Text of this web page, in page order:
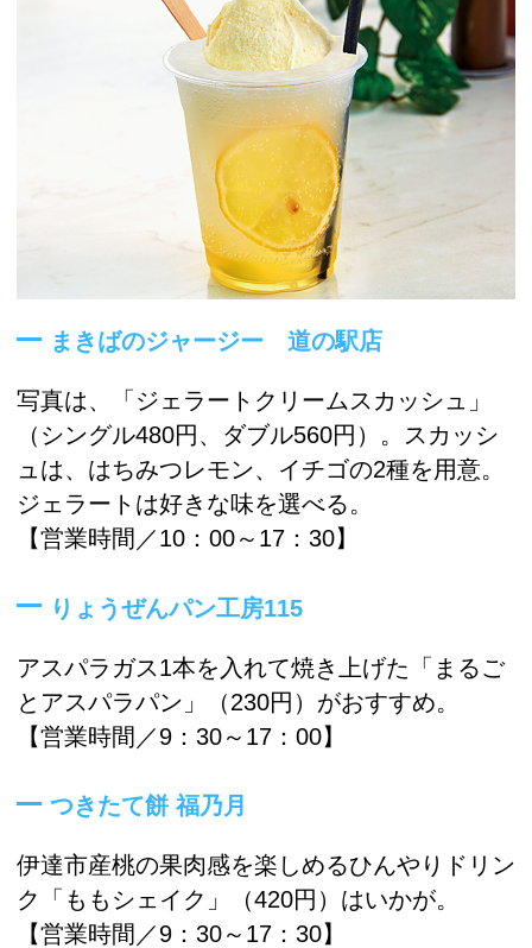
まきばのジャージー 道の駅店
写真は、「ジェラートクリームスカッシュ」
（シングル480円、ダブル560円）。スカッシ
ュは、はちみつレモン、イチゴの2種を用意。
ジェラートは好きな味を選べる。
【営業時間／10：00～17：30】
りょうぜんパン工房115
アスパラガス1本を入れて焼き上げた「まるご
とアスパラパン」（230円）がおすすめ。
【営業時間／9：30～17：00】
つきたて餅 福乃月
伊達市産桃の果肉感を楽しめるひんやりドリン
ク「ももシェイク」（420円）はいかが。
【営業時間／9：30～17：30】